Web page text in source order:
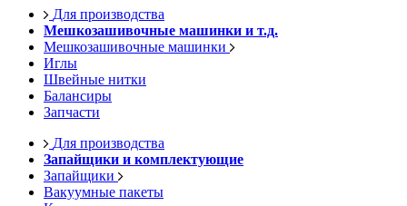
Для производства
Мешкозашивочные машинки и т.д.
Мешкозашивочные машинки
Иглы
Швейные нитки
Балансиры
Запчасти
Для производства
Запайщики и комплектующие
Запайщики
Вакуумные пакеты